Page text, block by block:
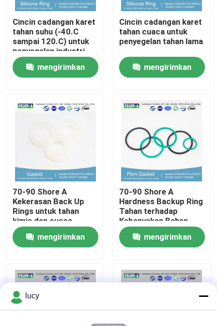
Rumah
Produk
Video
Wisata pabrik
Kontrol kualitas
Hubungi kami
Semua Kasus
Cincin cadangan karet
tahan suhu (-40.C
sampai 120.C) untuk
penyegelan industri
mengirimkan
Cincin cadangan karet
tahan cuaca untuk
penyegelan tahan lama
mengirimkan
70-90 Shore A
Kekerasan Back Up
Rings untuk tahan
kimia dan cuaca
mengirimkan
70-90 Shore A
Hardness Backup Ring
Tahan terhadap
Kebanyakan Bahan
Kimia dan Suhu
mengirimkan
lucy